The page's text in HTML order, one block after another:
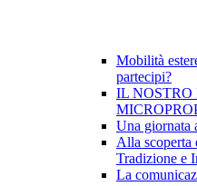
Mobilità
partecipi?
IL
Una giornata
Alla
Tradizione e
La